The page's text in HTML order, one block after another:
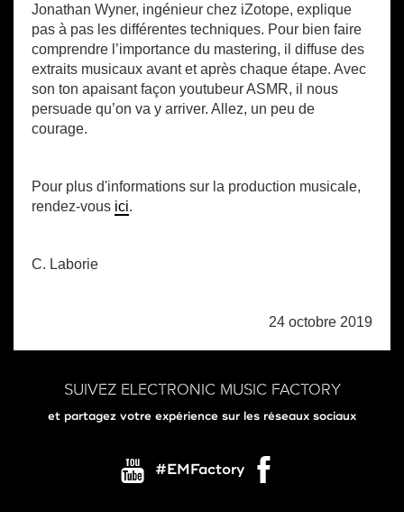
Jonathan Wyner, ingénieur chez iZotope, explique
pas à pas les différentes techniques. Pour bien faire
comprendre l’importance du mastering, il diffuse des
extraits musicaux avant et après chaque étape. Avec
son ton apaisant façon youtubeur ASMR, il nous
persuade qu’on va y arriver. Allez, un peu de
courage.
Pour plus d'informations sur la production musicale,
rendez-vous ici.
C. Laborie
24 octobre 2019
SUIVEZ ELECTRONIC MUSIC FACTORY
et partagez votre expérience sur les réseaux sociaux
#EMFactory